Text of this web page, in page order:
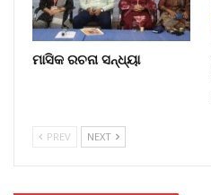
ମାସିକ ରଚନା ସନ୍ଧ୍ୟା
PREV NEXT